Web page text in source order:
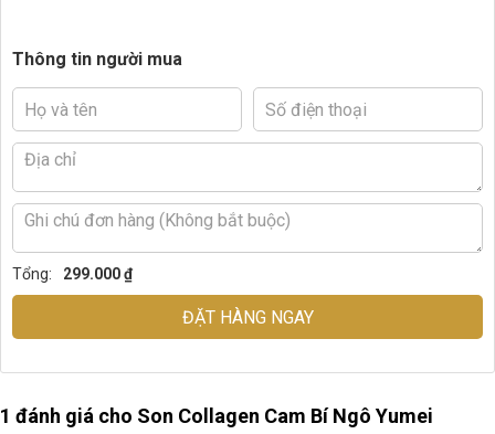
Thông tin người mua
Tổng: 299.000 ₫
ĐẶT HÀNG NGAY
1 đánh giá cho Son Collagen Cam Bí Ngô Yumei